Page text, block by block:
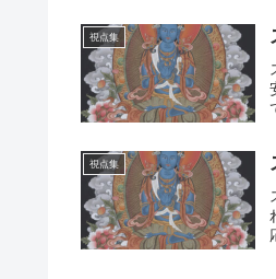
視点集
視点集